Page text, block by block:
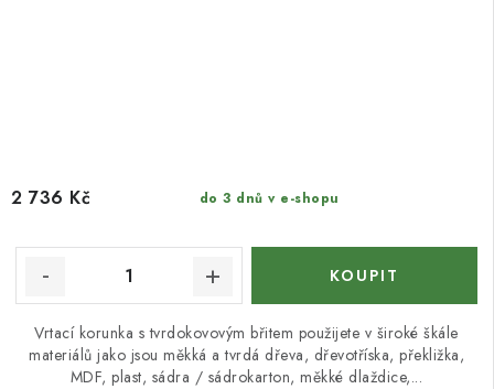
do 3 dnů v e-shopu
2 736 Kč
Vrtací korunka s tvrdokovovým břitem použijete v široké škále
materiálů jako jsou měkká a tvrdá dřeva, dřevotříska, překližka,
MDF, plast, sádra / sádrokarton, měkké dlaždice,...